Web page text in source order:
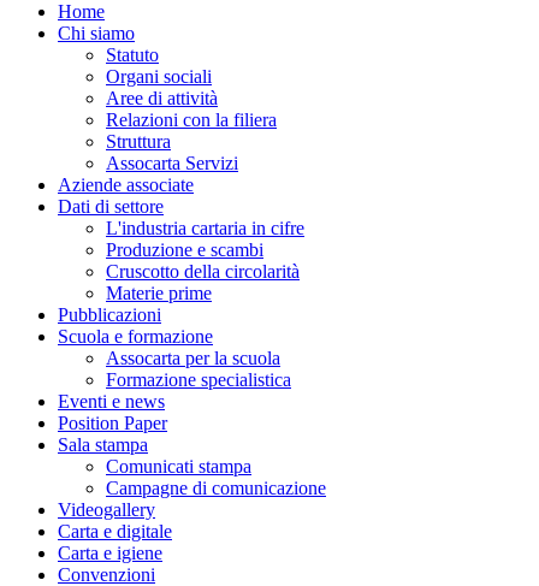
Home
Chi siamo
Statuto
Organi sociali
Aree di attività
Relazioni con la filiera
Struttura
Assocarta Servizi
Aziende associate
Dati di settore
L'industria cartaria in cifre
Produzione e scambi
Cruscotto della circolarità
Materie prime
Pubblicazioni
Scuola e formazione
Assocarta per la scuola
Formazione specialistica
Eventi e news
Position Paper
Sala stampa
Comunicati stampa
Campagne di comunicazione
Videogallery
Carta e digitale
Carta e igiene
Convenzioni